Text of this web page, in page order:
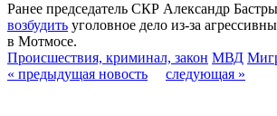
Ранее председатель СКР Александр
возбудить уголовное дело из-за
в Мотмосе.
Происшествия, криминал, закон МВД
« предыдущая новость
следующая »